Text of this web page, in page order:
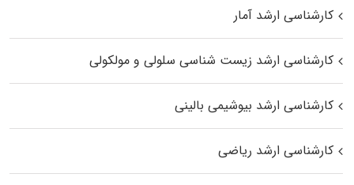
کارشناسی ارشد آمار
کارشناسی ارشد زیست شناسی سلولی و مولکولی
کارشناسی ارشد بیوشیمی بالینی
کارشناسی ارشد ریاضی